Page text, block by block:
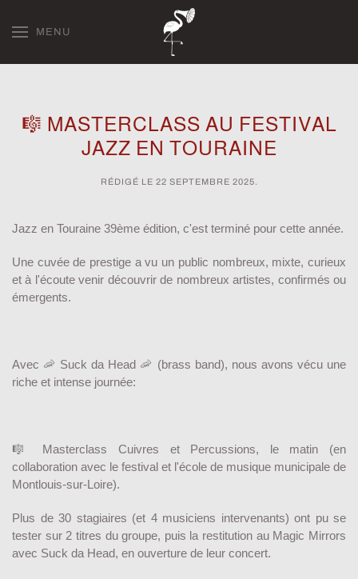
Skip to main content
MENU
🎼 MASTERCLASS AU FESTIVAL
JAZZ EN TOURAINE
RÉDIGÉ LE 22 SEPTEMBRE 2025
Jazz en Touraine 39ème édition, c'est terminé pour cette année.
Une cuvée de prestige a vu un public nombreux, mixte, curieux
et à l'écoute venir découvrir de nombreux artistes, confirmés ou
émergents.
Avec 🦐 Suck da Head 🦐 (brass band), nous avons vécu une
riche et intense journée:
🎼 Masterclass Cuivres et Percussions, le matin (en
collaboration avec le festival et l'école de musique municipale de
Montlouis-sur-Loire).
Plus de 30 stagiaires (et 4 musiciens intervenants) ont pu se
tester sur 2 titres du groupe, puis la restitution au Magic Mirrors
avec Suck da Head, en ouverture de leur concert.